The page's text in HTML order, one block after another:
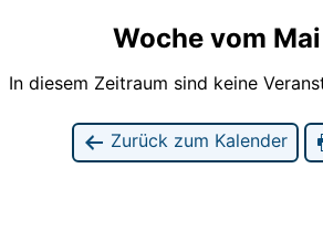
Woche vom
In diesem Zeitraum sind keine
Zurück zum Kalender